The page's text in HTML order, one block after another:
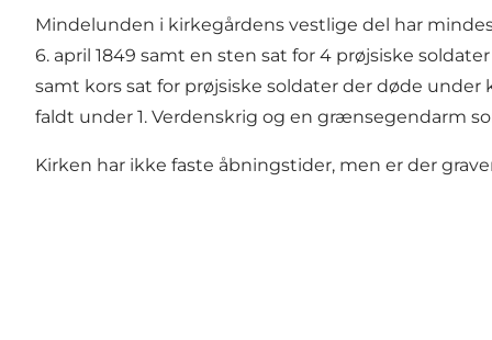
Mindelunden i kirkegårdens vestlige del har
6. april 1849 samt en sten sat for 4 prøjsiske
samt kors sat for prøjsiske soldater der døde
faldt under 1. Verdenskrig og en grænsegendarm
Kirken har ikke faste åbningstider, men er der